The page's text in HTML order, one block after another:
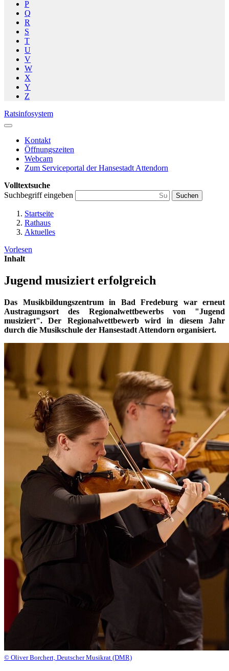
P
Q
R
S
T
U
V
W
X
Y
Z
Ratsinfosystem
Kontakt
Öffnungszeiten
Webcam
Zum Serviceportal der Hansestadt Attendorn
Volltextsuche
Suchbegriff eingeben
Suchen
Startseite
Rathaus
Aktuelles
Vorlesen
Inhalt
Jugend musiziert erfolgreich
Das Musikbildungszentrum in Bad Fredeburg war erneut
Austragungsort des Regionalwettbewerbs von "Jugend
musiziert". Der Regionalwettbewerb wird in diesem Jahr
durch die Musikschule der Hansestadt Attendorn organisiert.
© Oliver Borchert, Deutscher Musikrat (DMR)